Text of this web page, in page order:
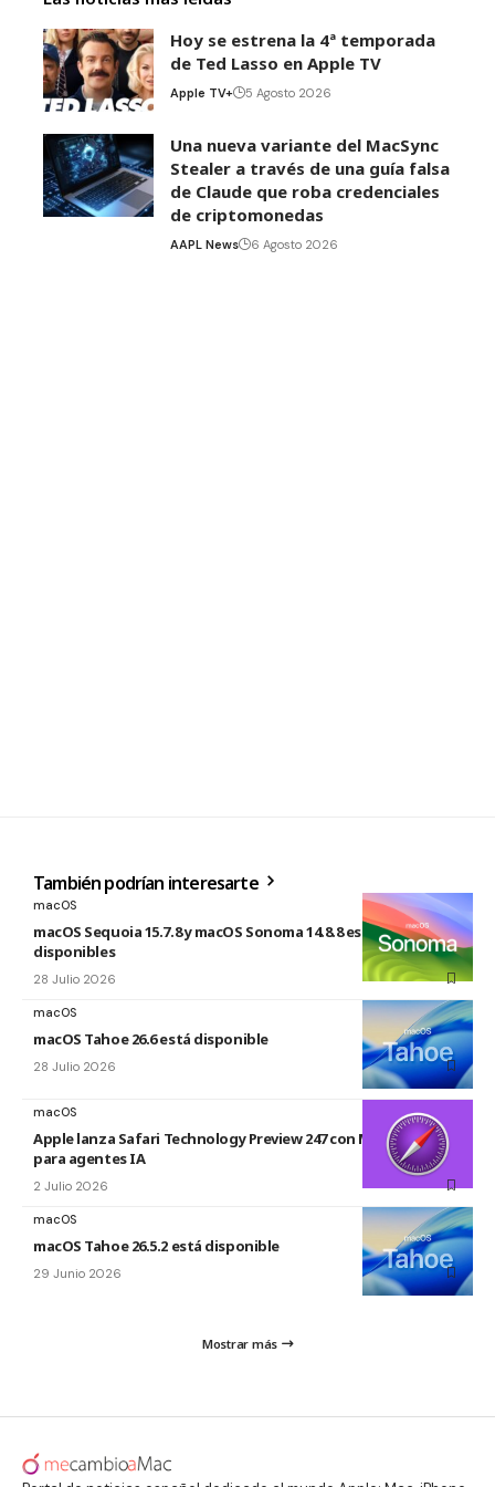
Hoy se estrena la 4ª temporada
de Ted Lasso en Apple TV
Apple TV+ 5 Agosto 2026
Una nueva variante del MacSync
Stealer a través de una guía falsa
de Claude que roba credenciales
de criptomonedas
AAPL News 6 Agosto 2026
También podrían interesarte
macOS
macOS Sequoia 15.7.8 y macOS Sonoma 14.8.8 están
disponibles
28 Julio 2026
macOS
macOS Tahoe 26.6 está disponible
28 Julio 2026
macOS
Apple lanza Safari Technology Preview 247 con MCP Server
para agentes IA
2 Julio 2026
macOS
macOS Tahoe 26.5.2 está disponible
29 Junio 2026
Mostrar más